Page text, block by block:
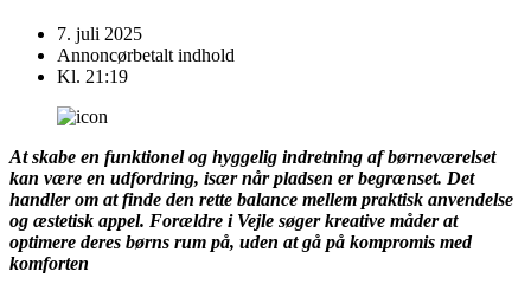
7. juli 2025
Annoncørbetalt indhold
Kl. 21:19
At skabe en funktionel og hyggelig indretning af børneværelset
kan være en udfordring, især når pladsen er begrænset. Det
handler om at finde den rette balance mellem praktisk anvendelse
og æstetisk appel. Forældre i Vejle søger kreative måder at
optimere deres børns rum på, uden at gå på kompromis med
komforten